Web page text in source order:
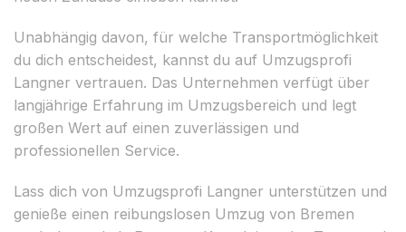
Unabhängig davon, für welche Transportmöglichkeit
du dich entscheidest, kannst du auf Umzugsprofi
Langner vertrauen. Das Unternehmen verfügt über
langjährige Erfahrung im Umzugsbereich und legt
großen Wert auf einen zuverlässigen und
professionellen Service.
Lass dich von Umzugsprofi Langner unterstützen und
genieße einen reibungslosen Umzug von Bremen